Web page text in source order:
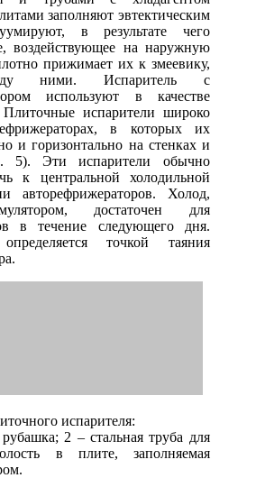
заполняют эвтектическим
в результате чего
воздействующее на наружную
прижимает их к змеевику,
ними. Испаритель с
используют в качестве
Плиточные испарители широко
в которых их
и горизонтально на стенках и
5). Эти испарители обычно
к центральной холодильной
авторефрижераторов. Холод,
достаточен для
в течение следующего дня.
точкой таяния
испарителя:
2 – стальная труба для
в плите, заполняемая